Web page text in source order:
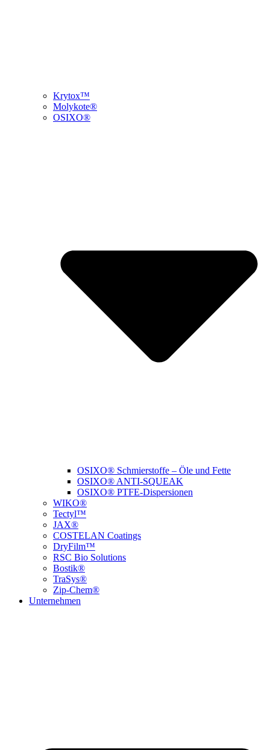
Krytox™
Molykote®
OSIXO®
OSIXO® Schmierstoffe – Öle und Fette
OSIXO® ANTI-SQUEAK
OSIXO® PTFE-Dispersionen
WIKO®
Tectyl™
JAX®
COSTELAN Coatings
DryFilm™
RSC Bio Solutions
Bostik®
TraSys®
Zip-Chem®
Unternehmen